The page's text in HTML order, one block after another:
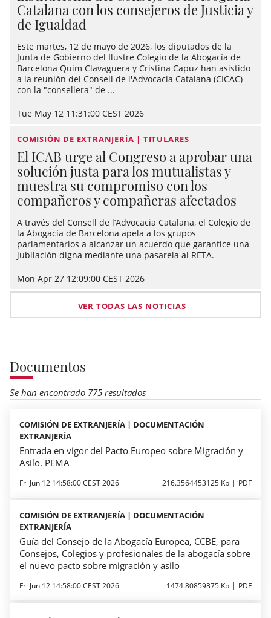
Catalana con los consejeros de Justicia y
de Igualdad
Este martes, 12 de mayo de 2026, los diputados de la
Junta de Gobierno del Ilustre Colegio de la Abogacía de
Barcelona Quim Clavaguera y Cristina Capuz han asistido
a la reunión del Consell de l'Advocacia Catalana (CICAC)
con la "consellera" de ...
Tue May 12 11:31:00 CEST 2026
COMISIÓN DE EXTRANJERÍA | TITULARES
El ICAB urge al Congreso a aprobar una
solución justa para los mutualistas y
muestra su compromiso con los
compañeros y compañeras afectados
A través del Consell de l’Advocacia Catalana, el Colegio de
la Abogacía de Barcelona apela a los grupos
parlamentarios a alcanzar un acuerdo que garantice una
jubilación digna mediante una pasarela al RETA.
Mon Apr 27 12:09:00 CEST 2026
VER TODAS LAS NOTICIAS
Documentos
Se han encontrado 775 resultados
COMISIÓN DE EXTRANJERÍA | DOCUMENTACIÓN
EXTRANJERÍA
Entrada en vigor del Pacto Europeo sobre Migración y
Asilo. PEMA
Fri Jun 12 14:58:00 CEST 2026 216.3564453125 Kb PDF
COMISIÓN DE EXTRANJERÍA | DOCUMENTACIÓN
EXTRANJERÍA
Guía del Consejo de la Abogacía Europea, CCBE, para
Consejos, Colegios y profesionales de la abogacía sobre
el nuevo pacto sobre migración y asilo
Fri Jun 12 14:58:00 CEST 2026 1474.80859375 Kb PDF